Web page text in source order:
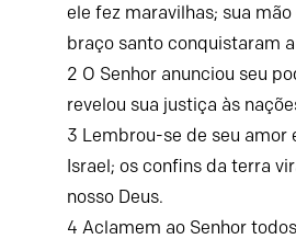
ele fez maravilhas; sua
braço santo conquistaram
2 O Senhoranunciou seu
revelou sua justiça às
3 Lembrou-se de seu amor
Israel; os confins da terra
nosso Deus.
4 Aclamem ao Senhor